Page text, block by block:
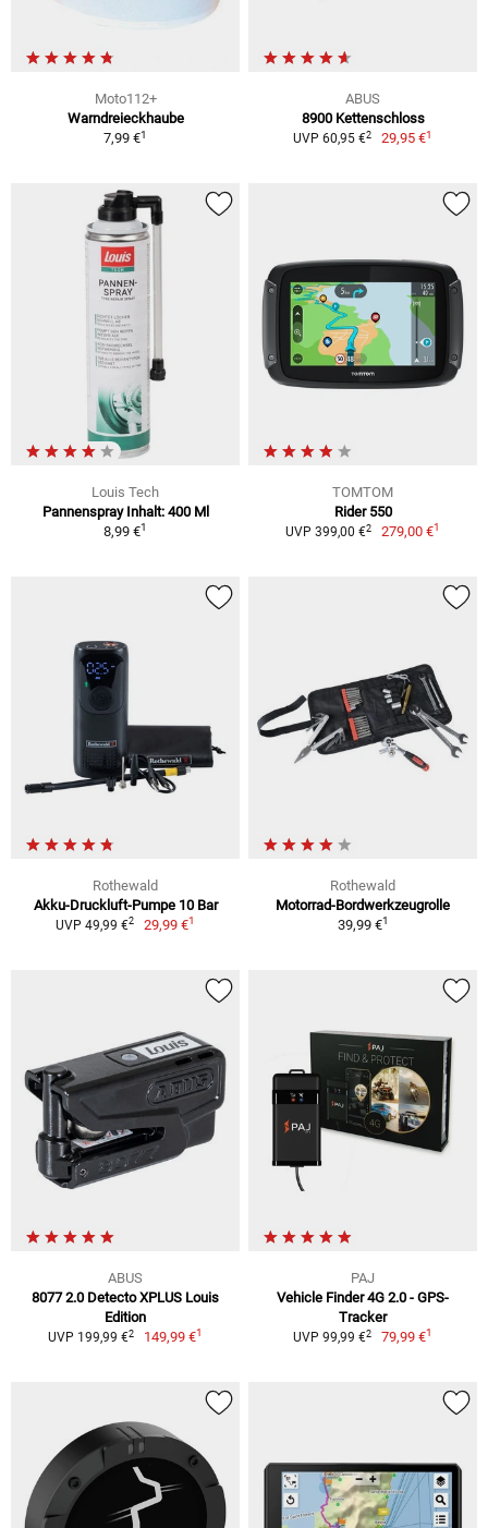
Moto112+
Warndreieckhaube
7,99 €1
ABUS
8900 Kettenschloss
UVP 60,95 €2 29,95 €1
Louis Tech
Pannenspray Inhalt: 400 Ml
8,99 €1
TOMTOM
Rider 550
UVP 399,00 €2 279,00 €1
Rothewald
Akku-Druckluft-Pumpe 10 Bar
UVP 49,99 €2 29,99 €1
Rothewald
Motorrad-Bordwerkzeugrolle
39,99 €1
ABUS
8077 2.0 Detecto XPLUS Louis
Edition
UVP 199,99 €2 149,99 €1
PAJ
Vehicle Finder 4G 2.0 - GPS-
Tracker
UVP 99,99 €2 79,99 €1